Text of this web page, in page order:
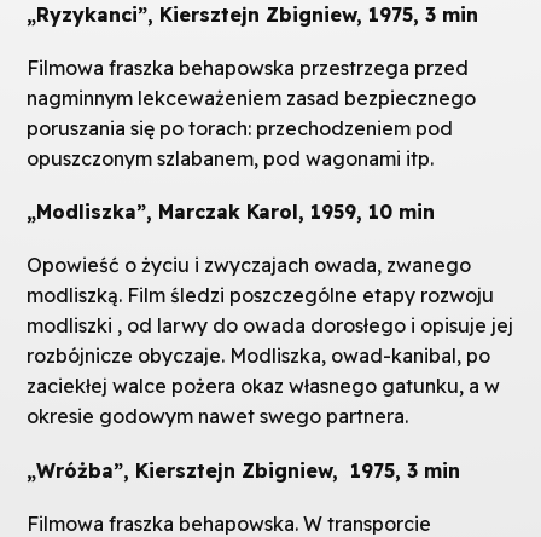
„Ryzykanci”, Kiersztejn Zbigniew, 1975, 3 min
Filmowa fraszka behapowska przestrzega przed
nagminnym lekceważeniem zasad bezpiecznego
poruszania się po torach: przechodzeniem pod
opuszczonym szlabanem, pod wagonami itp.
„Modliszka”, Marczak Karol, 1959, 10 min
Opowieść o życiu i zwyczajach owada, zwanego
modliszką. Film śledzi poszczególne etapy rozwoju
modliszki , od larwy do owada dorosłego i opisuje jej
rozbójnicze obyczaje. Modliszka, owad-kanibal, po
zaciekłej walce pożera okaz własnego gatunku, a w
okresie godowym nawet swego partnera.
„Wróżba”, Kiersztejn Zbigniew, 1975, 3 min
Filmowa fraszka behapowska. W transporcie